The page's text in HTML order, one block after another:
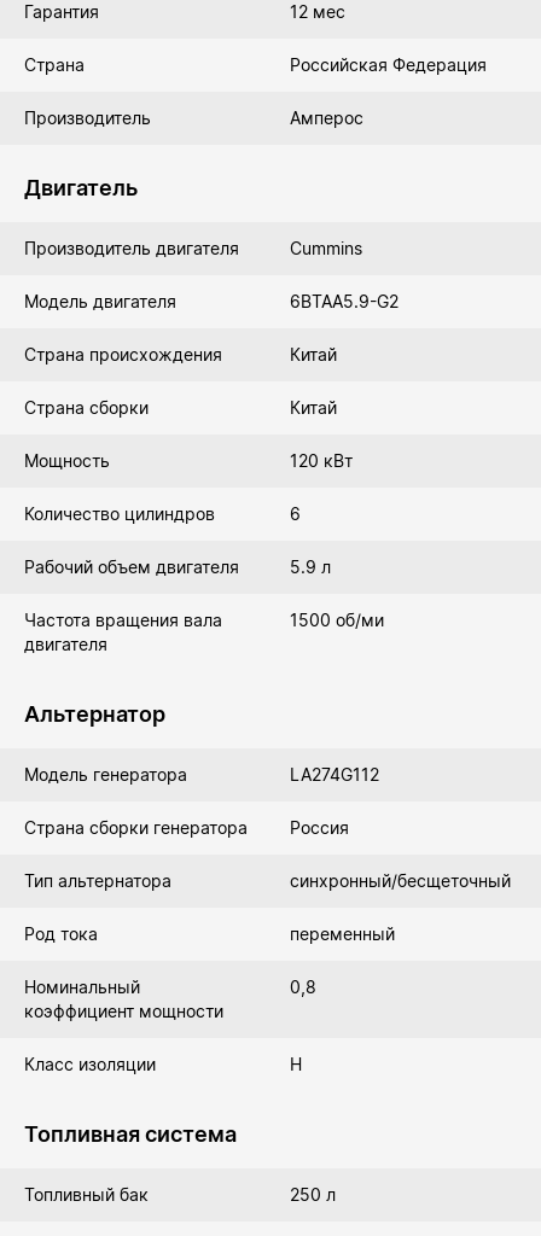
Гарантия 12 мес
Страна Российская Федерация
Производитель Амперос
Двигатель
Производитель двигателя Cummins
Модель двигателя 6BTAA5.9-G2
Страна происхождения Китай
Страна сборки Китай
Мощность 120 кВт
Количество цилиндров 6
Рабочий объем двигателя 5.9 л
Частота вращения вала
двигателя
1500 об/ми
Альтернатор
Модель генератора LA274G112
Страна сборки генератора Россия
Тип альтернатора синхронный/бесщеточный
Род тока переменный
Номинальный
коэффициент мощности
0,8
Класс изоляции Н
Топливная система
Топливный бак 250 л